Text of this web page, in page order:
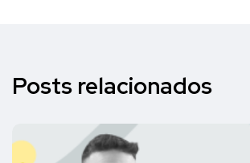
Posts relacionados